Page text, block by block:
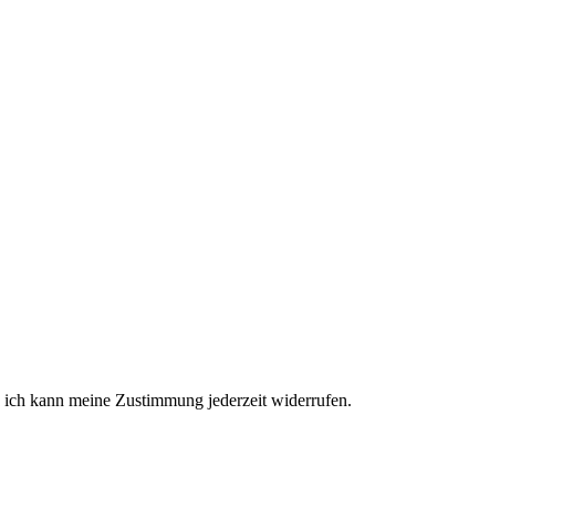
kann meine Zustimmung jederzeit widerrufen.